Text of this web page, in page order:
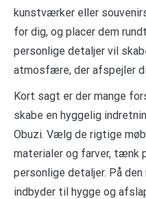
kunstværker eller
for dig, og placer dem
personlige detaljer vil
atmosfære, der afspejler
Kort sagt er der mange
skabe en hyggelig
Obuzi. Vælg de rigtige
materialer og farver, tænk
personlige detaljer. På
indbyder til hygge og